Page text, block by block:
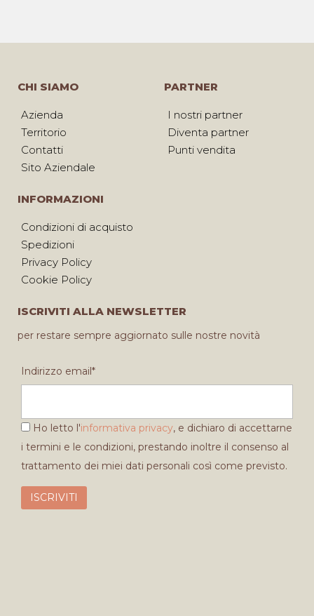
CHI SIAMO
Azienda
Territorio
Contatti
Sito Aziendale
PARTNER
I nostri partner
Diventa partner
Punti vendita
INFORMAZIONI
Condizioni di acquisto
Spedizioni
Privacy Policy
Cookie Policy
ISCRIVITI ALLA NEWSLETTER
per restare sempre aggiornato sulle nostre novità
Indirizzo email*
Ho letto l'informativa privacy, e dichiaro di accettarne
i termini e le condizioni, prestando inoltre il consenso al
trattamento dei miei dati personali così come previsto.